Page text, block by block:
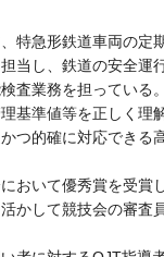
特急形鉄道車両の定
当し、鉄道の安全運
査業務を担っている
基準値等を正しく理
つ的確に対応できる
おいて優秀賞を受賞
かして競技会の審査